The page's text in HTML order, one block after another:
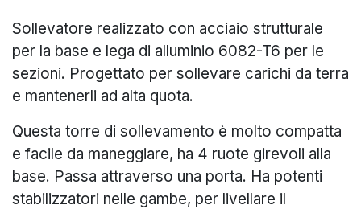
Sollevatore realizzato con acciaio strutturale
per la base e lega di alluminio 6082-T6 per le
sezioni. Progettato per sollevare carichi da terra
e mantenerli ad alta quota.
Questa torre di sollevamento è molto compatta
e facile da maneggiare, ha 4 ruote girevoli alla
base. Passa attraverso una porta. Ha potenti
stabilizzatori nelle gambe, per livellare il